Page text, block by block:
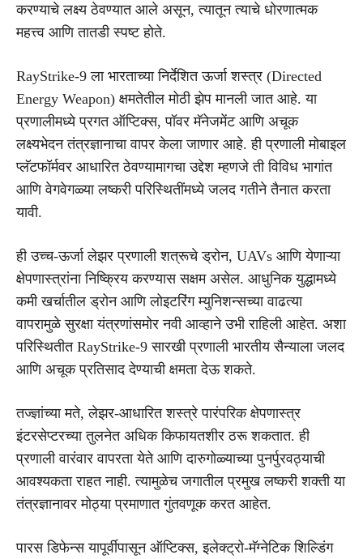
करण्याचे लक्ष्य ठेवण्यात आले असून, त्यातून त्याचे धोरणात्मक
महत्त्व आणि तातडी स्पष्ट होते.
RayStrike-9 ला भारताच्या निर्देशित ऊर्जा शस्त्र (Directed
Energy Weapon) क्षमतेतील मोठी झेप मानली जात आहे. या
प्रणालीमध्ये प्रगत ऑप्टिक्स, पॉवर मॅनेजमेंट आणि अचूक
लक्ष्यभेदन तंत्रज्ञानाचा वापर केला जाणार आहे. ही प्रणाली मोबाइल
प्लॅटफॉर्मवर आधारित ठेवण्यामागचा उद्देश म्हणजे ती विविध भागांत
आणि वेगवेगळ्या लष्करी परिस्थितींमध्ये जलद गतीने तैनात करता
यावी.
ही उच्च-ऊर्जा लेझर प्रणाली शत्रूचे ड्रोन, UAVs आणि येणाऱ्या
क्षेपणास्त्रांना निष्क्रिय करण्यास सक्षम असेल. आधुनिक युद्धामध्ये
कमी खर्चातील ड्रोन आणि लोइटरिंग म्युनिशन्सच्या वाढत्या
वापरामुळे सुरक्षा यंत्रणांसमोर नवी आव्हाने उभी राहिली आहेत. अशा
परिस्थितीत RayStrike-9 सारखी प्रणाली भारतीय सैन्याला जलद
आणि अचूक प्रतिसाद देण्याची क्षमता देऊ शकते.
तज्ज्ञांच्या मते, लेझर-आधारित शस्त्रे पारंपरिक क्षेपणास्त्र
इंटरसेप्टरच्या तुलनेत अधिक किफायतशीर ठरू शकतात. ही
प्रणाली वारंवार वापरता येते आणि दारुगोळ्याच्या पुनर्पुरवठ्याची
आवश्यकता राहत नाही. त्यामुळेच जगातील प्रमुख लष्करी शक्ती या
तंत्रज्ञानावर मोठ्या प्रमाणात गुंतवणूक करत आहेत.
पारस डिफेन्स यापूर्वीपासून ऑप्टिक्स, इलेक्ट्रो-मॅग्नेटिक शिल्डिंग